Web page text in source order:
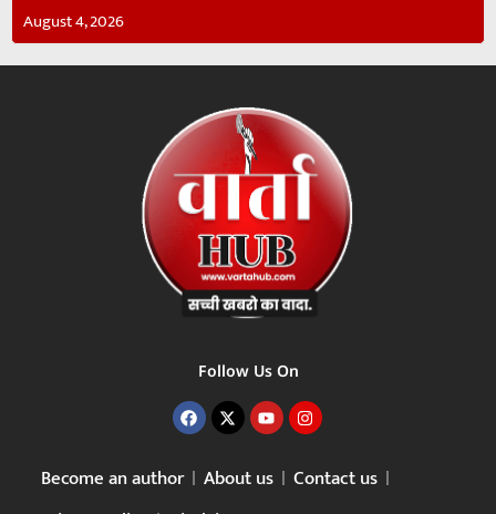
August 4, 2026
Follow Us On
Become an author About us
Contact us